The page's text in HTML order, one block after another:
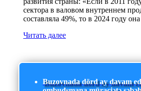
сектора в валовом внутреннем
составляла 49%, то в 2024 году
Читать далее
Buzovnada dörd ay davam